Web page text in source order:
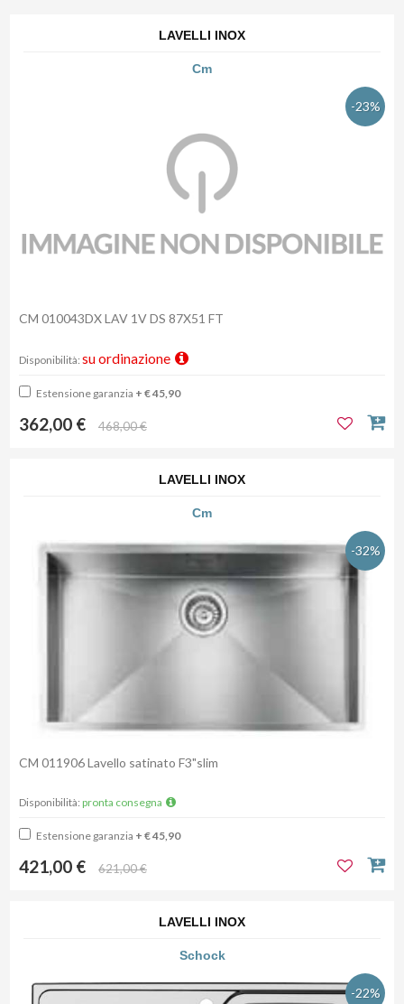
LAVELLI INOX
Cm
-23%
CM 010043DX LAV 1V DS 87X51 FT
Disponibilità: su ordinazione
Estensione garanzia + € 45,90
362,00 € 468,00 €
LAVELLI INOX
Cm
-32%
CM 011906 Lavello satinato F3"slim
Disponibilità: pronta consegna
Estensione garanzia + € 45,90
421,00 € 621,00 €
LAVELLI INOX
Schock
-22%